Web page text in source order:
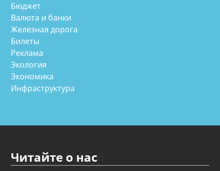
Бюджет
Валюта и банки
Железная дорога
Билеты
Реклама
Экология
Экономика
Инфраструктура
Читайте о нас